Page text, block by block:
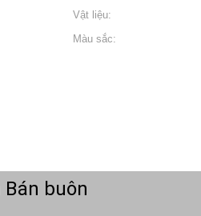
Vật liệu:
Màu sắc:
buôn